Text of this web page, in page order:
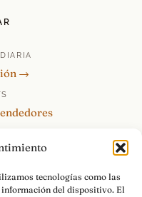
tecnologías como las
del dispositivo. El
→